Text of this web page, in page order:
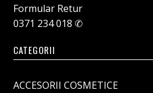
Formular Retur
0371 234 018 ✆
CATEGORII
ACCESORII COSMETICE